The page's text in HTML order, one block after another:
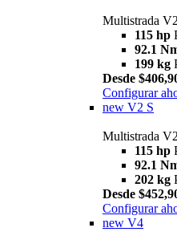
Multistrada V2
115 hp
92.1
199 kg
Desde
Configurar
new V2 S
Multistrada
115 hp
92.1
202 kg
Desde
Configurar
new V4